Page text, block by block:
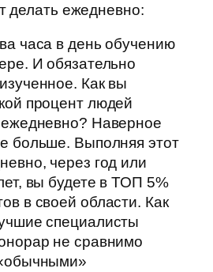
делать ежедневно:
часа в день обучению
И обязательно
Как вы
процент людей
ежедневно? Наверное
больше. Выполняя этот
через год или
вы будете в ТОП 5%
в своей области. Как
специалисты
не сравнимо